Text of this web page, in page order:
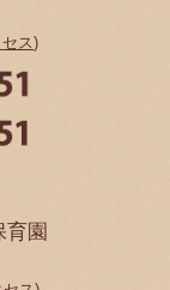
ス)
育園